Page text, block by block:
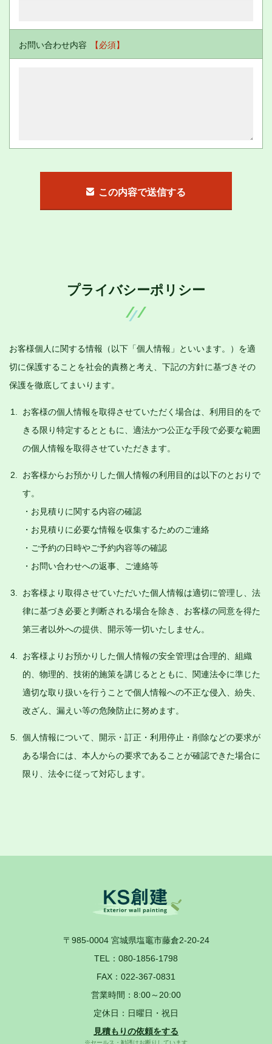
お問い合わせ内容 【必須】
この内容で送信する
プライバシーポリシー
お客様個人に関する情報（以下「個人情報」といいます。）を適
切に保護することを社会的責務と考え、下記の方針に基づきその
保護を徹底してまいります。
お客様の個人情報を取得させていただく場合は、利用目的をで
きる限り特定するとともに、適法かつ公正な手段で必要な範囲
の個人情報を取得させていただきます。
お客様からお預かりした個人情報の利用目的は以下のとおりで
す。
お見積りに関する内容の確認
お見積りに必要な情報を収集するためのご連絡
ご予約の日時やご予約内容等の確認
お問い合わせへの返事、ご連絡等
お客様より取得させていただいた個人情報は適切に管理し、法
律に基づき必要と判断される場合を除き、お客様の同意を得た
第三者以外への提供、開示等一切いたしません。
お客様よりお預かりした個人情報の安全管理は合理的、組織
的、物理的、技術的施策を講じるとともに、関連法令に準じた
適切な取り扱いを行うことで個人情報への不正な侵入、紛失、
改ざん、漏えい等の危険防止に努めます。
個人情報について、開示・訂正・利用停止・削除などの要求が
ある場合には、本人からの要求であることが確認できた場合に
限り、法令に従って対応します。
〒985-0004 宮城県塩竈市藤倉2-20-24
TEL： 080-1856-1798
FAX：022-367-0831
営業時間：8:00～20:00
定休日：日曜日・祝日
見積もりの依頼をする
※セールス・勧誘はお断りしています